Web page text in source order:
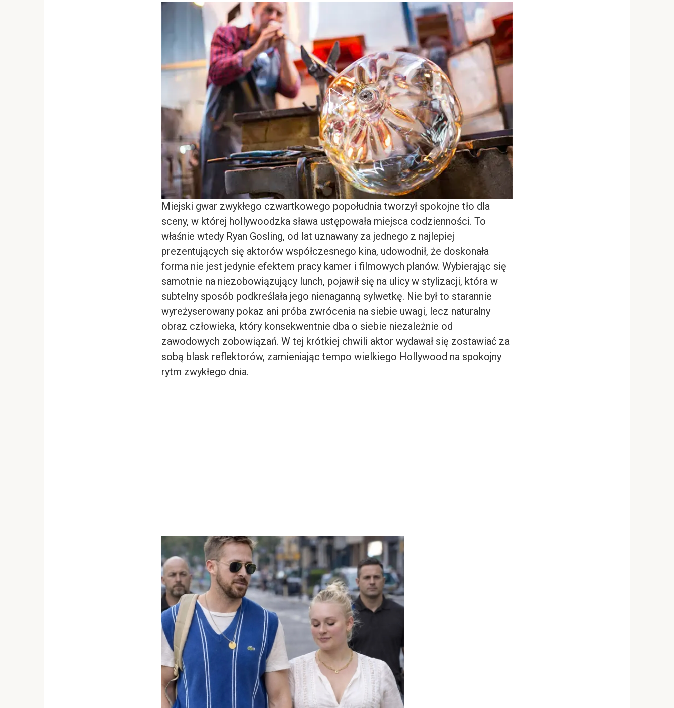
Miejski gwar zwykłego czwartkowego popołudnia tworzył spokojne tło dla
sceny, w której hollywoodzka sława ustępowała miejsca codzienności. To
właśnie wtedy Ryan Gosling, od lat uznawany za jednego z najlepiej
prezentujących się aktorów współczesnego kina, udowodnił, że doskonała
forma nie jest jedynie efektem pracy kamer i filmowych planów. Wybierając się
samotnie na niezobowiązujący lunch, pojawił się na ulicy w stylizacji, która w
subtelny sposób podkreślała jego nienaganną sylwetkę. Nie był to starannie
wyreżyserowany pokaz ani próba zwrócenia na siebie uwagi, lecz naturalny
obraz człowieka, który konsekwentnie dba o siebie niezależnie od
zawodowych zobowiązań. W tej krótkiej chwili aktor wydawał się zostawiać za
sobą blask reflektorów, zamieniając tempo wielkiego Hollywood na spokojny
rytm zwykłego dnia.